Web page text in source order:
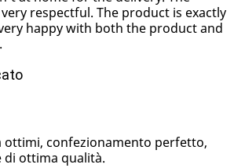
respectful. The product is exactly
happy with both the product and
ottimi, confezionamento perfetto,
ottima qualità.